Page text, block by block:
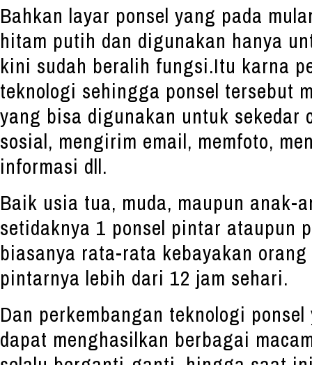
Bahkan layar ponsel yang pada
hitam putih dan digunakan hanya
kini sudah beralih fungsi.Itu karna
teknologi sehingga ponsel tersebut
yang bisa digunakan untuk sekedar
sosial, mengirim email, memfoto,
informasi dll.
Baik usia tua, muda, maupun anak-
setidaknya 1 ponsel pintar ataupun
biasanya rata-rata kebayakan
pintarnya lebih dari 12 jam sehari.
Dan perkembangan teknologi
dapat menghasilkan berbagai